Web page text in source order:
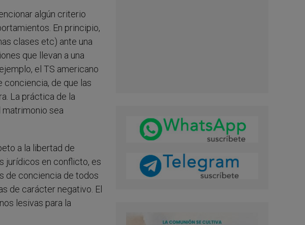
algún criterio
En principio,
clases etc) ante una
que llevan a una
el TS americano
conciencia, de que las
La práctica de la
matrimonio sea
a la libertad de
jurídicos en conflicto, es
de conciencia de todos
de carácter negativo. El
lesivas para la